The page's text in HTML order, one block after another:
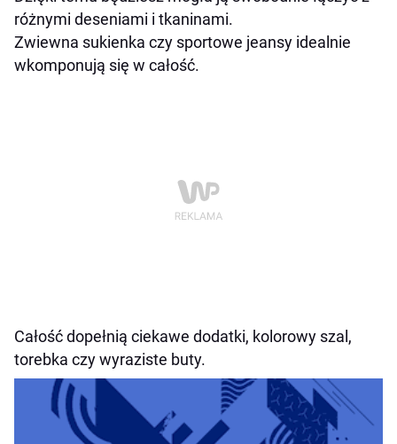
różnymi deseniami i tkaninami.
Zwiewna sukienka czy sportowe jeansy idealnie
wkomponują się w całość.
Całość dopełnią ciekawe dodatki, kolorowy szal,
torebka czy wyraziste buty.